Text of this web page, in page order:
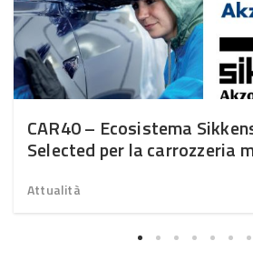
CAR40 – Ecosistema
Selected per la carrozzeria
business
Attualità